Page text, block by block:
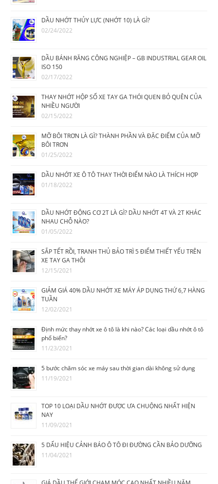
DẦU NHỚT THỦY LỰC (NHỚT 10) LÀ GÌ?
02/24/2022
DẦU BÁNH RĂNG CÔNG NGHIỆP – GB INDUSTRIAL GEAR OIL
ISO 150
02/17/2022
THAY NHỚT HỘP SỐ XE TAY GA THÓI QUEN BỎ QUÊN CỦA
NHIỀU NGƯỜI
02/15/2022
MỠ BÔI TRƠN LÀ GÌ? THÀNH PHẦN VÀ ĐẶC ĐIỂM CỦA MỠ
BÔI TRƠN
01/25/2022
DẦU NHỚT XE Ô TÔ THAY THỜI ĐIỂM NÀO LÀ THÍCH HỢP
01/18/2022
DẦU NHỚT ĐỘNG CƠ 2T LÀ GÌ? DẦU NHỚT 4T VÀ 2T KHÁC
NHAU CHỖ NÀO?
01/05/2022
SẮP TẾT RỒI, TRANH THỦ BẢO TRÌ 5 ĐIỂM THIẾT YẾU TRÊN
XE TAY GA THÔI
12/15/2021
GIẢM GIÁ 40% DẦU NHỚT XE MÁY ÁP DỤNG THỨ 6,7 HÀNG
TUẦN
12/02/2021
Định mức thay nhớt xe ô tô là khi nào? Các loại dầu nhớt ô tô
phổ biến?
11/23/2021
5 bước chăm sóc xe máy sau thời gian dài không sử dụng
11/19/2021
TOP 10 LOẠI DẦU NHỚT ĐƯỢC ƯA CHUỘNG NHẤT HIỆN
NAY
11/09/2021
5 DẤU HIỆU CẢNH BÁO Ô TÔ ĐI ĐƯỜNG CẦN BẢO DƯỠNG
11/04/2021